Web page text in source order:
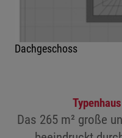
Dachgeschoss
Das 265 m² große